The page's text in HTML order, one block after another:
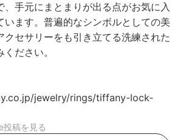
、手元にまとまりが出る点がお気に入
います。普遍的なシンボルとしての美
クセサリーをも引き立てる洗練された
ださい。
jewelry/rings/tiffany-lock-
投稿を見る